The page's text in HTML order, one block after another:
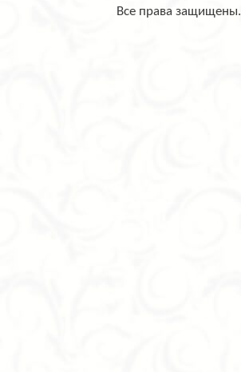
Все права защищены.